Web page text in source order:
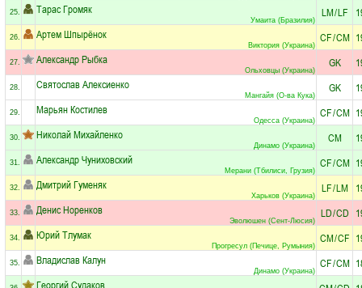
25. Тарас Громяк
Умаита (Бразилия)
LM/LF
26. Артем Шпырёнок
Виктория (Украина)
CF/CM
27. Александр Рыбка
Ольховцы (Украина)
GK
28. Святослав Алексиенко
Мангайя (О-ва Кука)
GK
29. Марьян Костилев
Одесса (Украина)
CF/CM
30. Николай Михайленко
Динамо (Украина)
CM
31. Александр Чуниховский
Мерани (Тбилиси, Грузия)
CF/CM
32. Дмитрий Гуменяк
Харьков (Украина)
LF/LM
33. Денис Норенков
Эволюшен (Сент-Люсия)
LD/CD
34. Юрий Тлумак
Прогресул (Печице, Румыния)
CM/CF
35. Владислав Калун
Динамо (Украина)
CF/CM
Георгий Судаков